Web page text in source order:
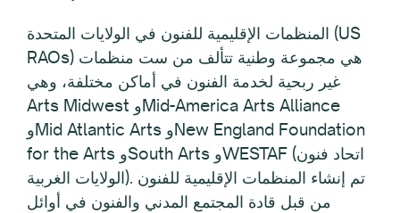
المنظمات الإقليمية للفنون في الولايات المتحدة (US
RAOs) هي مجموعة وطنية تتألف من ست منظمات
غير ربحية لخدمة الفنون في أماكن مختلفة، وهي
Arts Midwest وMid-America Arts Alliance
وMid Atlantic Arts وNew England Foundation
for the Arts وSouth Arts وWESTAF (اتحاد فنون
الولايات الغربية). تم إنشاء المنظمات الإقليمية للفنون
من قبل قادة المجتمع المدني والفنون في أوائل